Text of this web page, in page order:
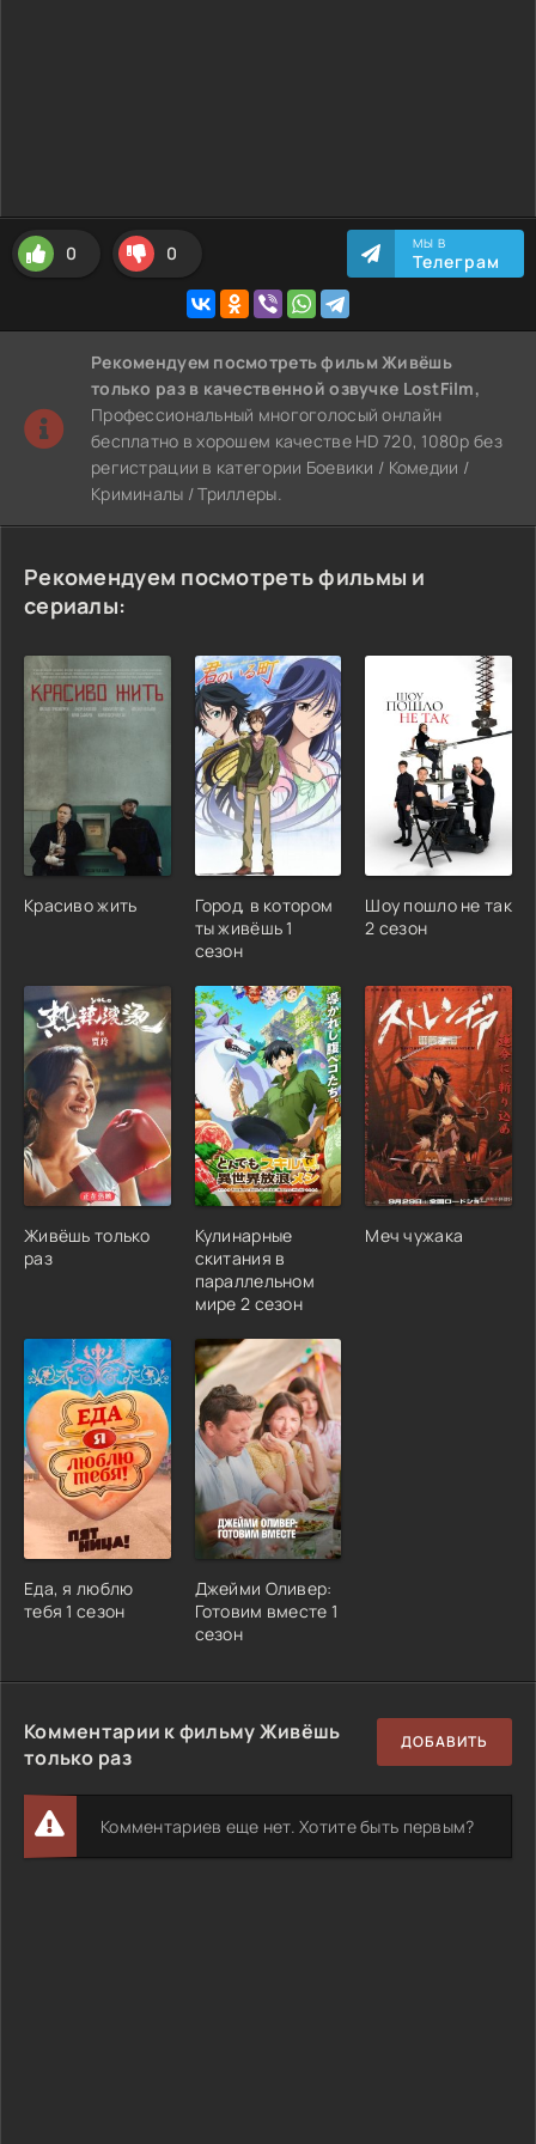
0 0 МЫ В
Телеграм
Рекомендуем посмотреть фильм Живёшь
только раз в качественной озвучке LostFilm,
Профессиональный многоголосый онлайн
бесплатно в хорошем качестве HD 720, 1080p без
регистрации в категории Боевики / Комедии /
Криминалы / Триллеры.
Рекомендуем посмотреть фильмы и
сериалы:
Красиво жить
Город, в котором
ты живёшь 1
сезон
Шоу пошло не так
2 сезон
Живёшь только
раз
Кулинарные
скитания в
параллельном
мире 2 сезон
Меч чужака
Еда, я люблю
тебя 1 сезон
Джейми Оливер:
Готовим вместе 1
сезон
Комментарии к фильму Живёшь
только раз
ДОБАВИТЬ
Комментариев еще нет. Хотите быть первым?